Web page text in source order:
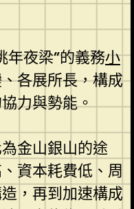
年夜梁”的義務小
各展所長，構成
力與勢能。
金山銀山的途
資本耗費低、周
，再到加速構成